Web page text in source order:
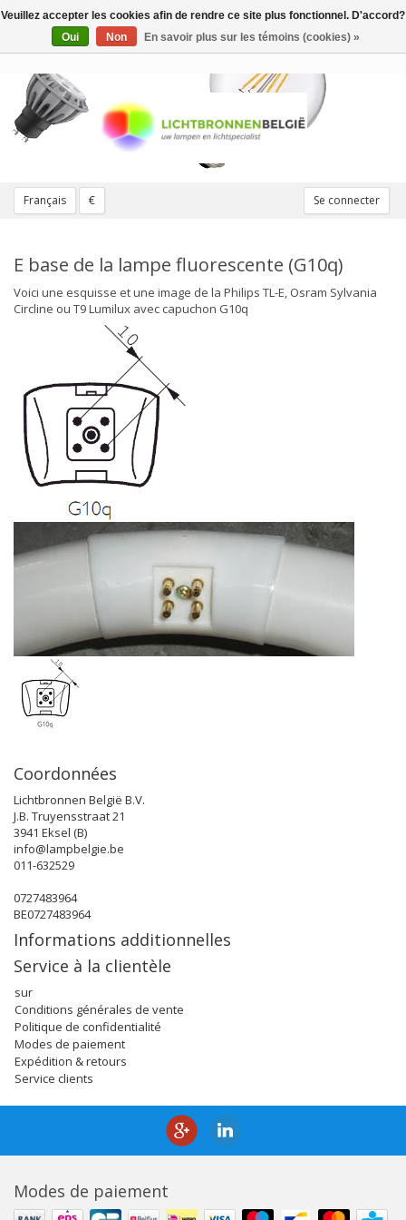
Français € Se connecter
Toggle
navigation
E base de la lampe fluorescente (G10q)
Voici une esquisse et une image de la Philips TL-E, Osram Sylvania
Circline ou T9 Lumilux avec capuchon G10q
Coordonnées
Lichtbronnen België B.V.
J.B. Truyensstraat 21
3941 Eksel (B)
info@lampbelgie.be
011-632529
0727483964
BE0727483964
Informations additionnelles
Service à la clientèle
sur
Conditions générales de vente
Politique de confidentialité
Modes de paiement
Expédition & retours
Service clients
Modes de paiement
Veuillez accepter les cookies afin de rendre ce site plus fonctionnel. D'accord?
Oui
Non En savoir plus sur les témoins (cookies) »